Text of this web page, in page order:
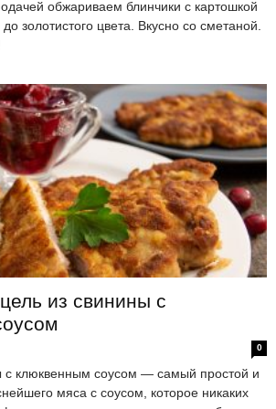
обжариваем блинчики с картошкой
золотистого цвета. Вкусно со сметаной.
из свинины с
0
с клюквенным соусом — самый простой и
мяса с соусом, которое никаких